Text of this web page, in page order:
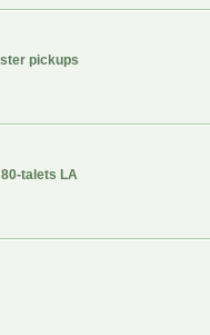
pickups
talets LA